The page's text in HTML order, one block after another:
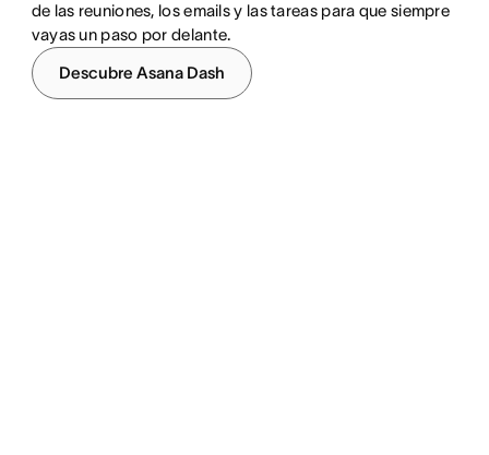
de las reuniones, los emails y las tareas para que siempre
vayas un paso por delante.
Descubre Asana Dash